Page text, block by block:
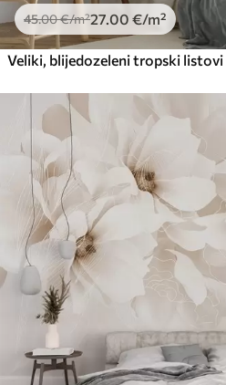
45.00€/m²27 .00 €/m²